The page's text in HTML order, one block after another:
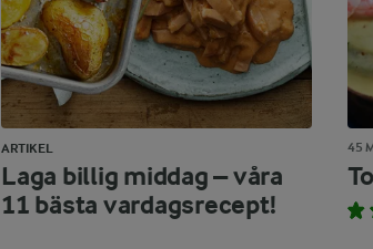
ARTIKEL
Laga billig middag – våra
11 bästa vardagsrecept!
45